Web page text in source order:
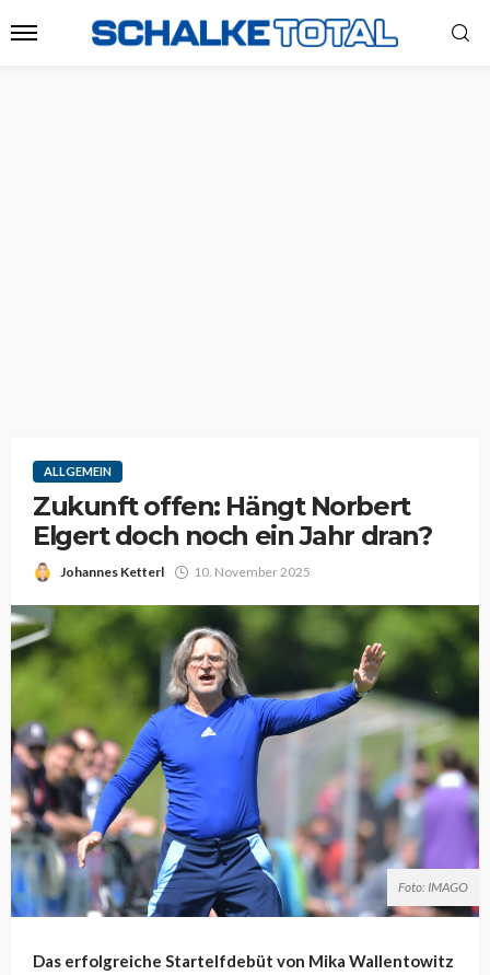
ALLGEMEIN
Zukunft offen: Hängt Norbert
Elgert doch noch ein Jahr dran?
Johannes Ketterl 10. November 2025
Foto: IMAGO
Das erfolgreiche Startelfdebüt von Mika Wallentowitz